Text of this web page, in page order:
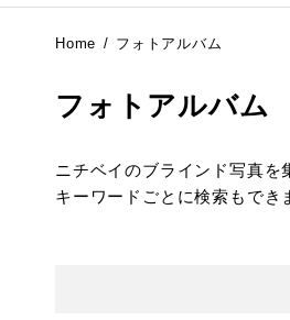
Home フォトアルバム
フォトアルバム
ニチベイのブラインド写真を
キーワードごとに検索もでき